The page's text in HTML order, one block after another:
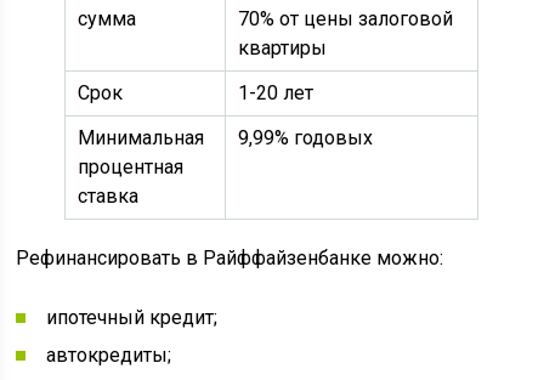
сумма
70% от цены залоговой
квартиры
Срок
1-20 лет
Минимальная
процентная
ставка
9,99% годовых
Рефинансировать в Райффайзенбанке можно:
ипотечный кредит;
автокредиты;